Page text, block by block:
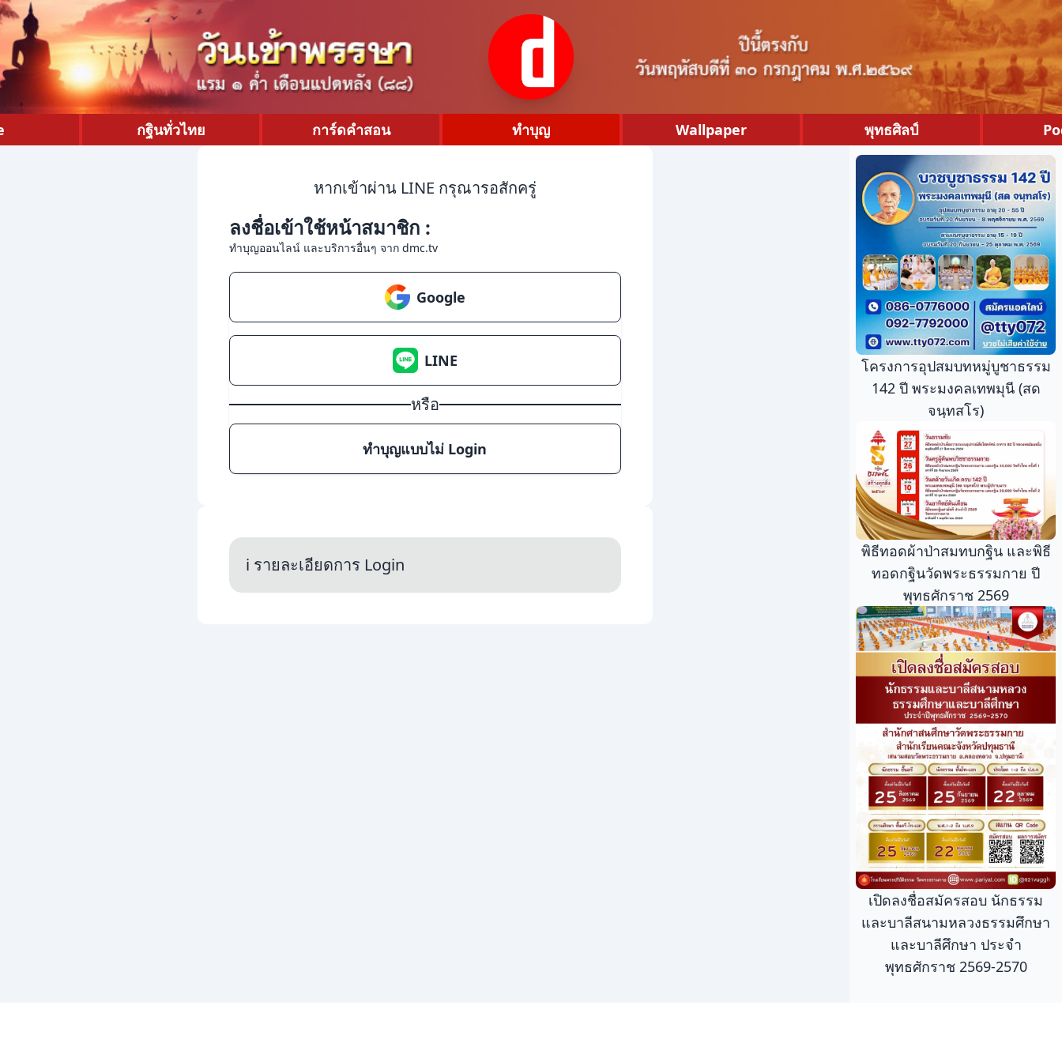
กฐินทั่วไทย การ์ดคำสอน ทำบุญ Wallpaper พุทธศิลป์
หากเข้าผ่าน LINE กรุณารอสักครู่
ลงชื่อเข้าใช้หน้าสมาชิก :
ทำบุญออนไลน์ และบริการอื่นๆ จาก dmc.tv
Google
LINE
หรือ
ทำบุญแบบไม่ Login
ℹ️ รายละเอียดการ Login
โครงการอุปสมบทหมู่บูชาธรรม
142 ปี พระมงคลเทพมุนี (สด
จนฺทสโร)
พิธีทอดผ้าป่าสมทบกฐิน และพิธี
ทอดกฐินวัดพระธรรมกาย ปี
พุทธศักราช 2569
เปิดลงชื่อสมัครสอบ นักธรรม
และบาลีสนามหลวงธรรมศึกษา
และบาลีศึกษา ประจำ
พุทธศักราช 2569-2570